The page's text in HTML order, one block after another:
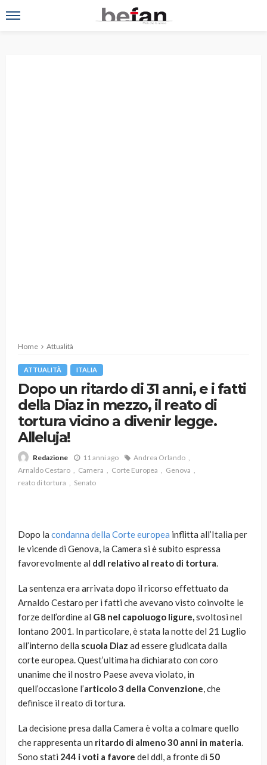
Home Attualità
ATTUALITÀ ITALIA
Dopo un ritardo di 31 anni, e i fatti
della Diaz in mezzo, il reato di
tortura vicino a divenir legge.
Alleluja!
Redazione 11 anni ago
Andrea Orlando
Arnaldo Cestaro
Camera Corte Europea
Genova
reato di tortura
Senato
Dopo la condanna della Corte europea inflitta all’Italia per
le vicende di Genova, la Camera si è subito espressa
favorevolmente al ddl relativo al reato di tortura.
La sentenza era arrivata dopo il ricorso effettuato da
Arnaldo Cestaro per i fatti che avevano visto coinvolte le
forze dell’ordine al G8 nel capoluogo ligure,svoltosi nel
lontano 2001. In particolare, è stata la notte del 21 Luglio
all’interno della scuola Diaz ad essere giudicata dalla
corte europea. Quest’ultima ha dichiarato con coro
unanime che il nostro Paese aveva violato, in
quell’occasione l’articolo 3 della Convenzione, che
definisce il reato di tortura.
La decisione presa dalla Camera è volta a colmare quello
che rappresenta un ritardo di almeno 30 anni in materia.
Sono stati 244 i voti a favore del ddl, a fronte di 50